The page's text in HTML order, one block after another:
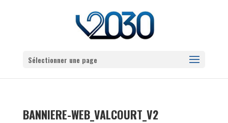
Sélectionner une page
BANNIERE-WEB_VALCOURT_V2